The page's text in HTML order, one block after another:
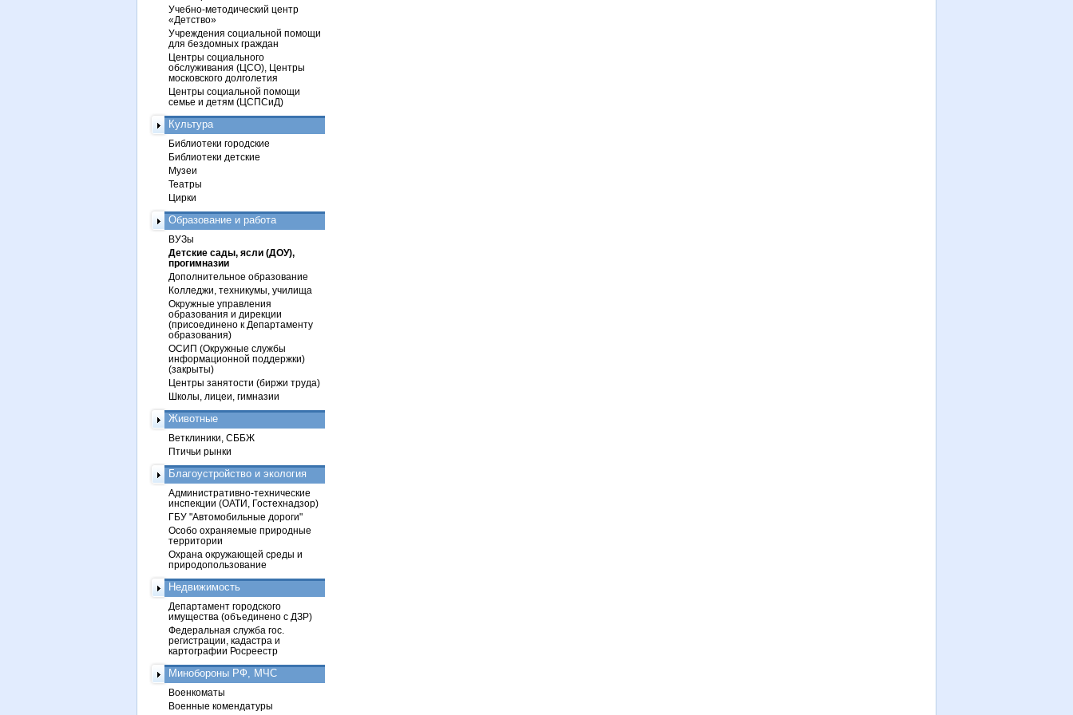
Учебно-методический центр
«Детство»
Учреждения социальной помощи
для бездомных граждан
Центры социального
обслуживания (ЦСО), Центры
московского долголетия
Центры социальной помощи
семье и детям (ЦСПСиД)
Культура
Библиотеки городские
Библиотеки детские
Музеи
Театры
Цирки
Образование и работа
ВУЗы
Детские сады, ясли (ДОУ),
прогимназии
Дополнительное образование
Колледжи, техникумы, училища
Окружные управления
образования и дирекции
(присоединено к Департаменту
образования)
ОСИП (Окружные службы
информационной поддержки)
(закрыты)
Центры занятости (биржи труда)
Школы, лицеи, гимназии
Животные
Ветклиники, СББЖ
Птичьи рынки
Благоустройство и экология
Административно-технические
инспекции (ОАТИ, Гостехнадзор)
ГБУ "Автомобильные дороги"
Особо охраняемые природные
территории
Охрана окружающей среды и
природопользование
Недвижимость
Департамент городского
имущества (объединено с ДЗР)
Федеральная служба гос.
регистрации, кадастра и
картографии Росреестр
Минобороны РФ, МЧС
Военкоматы
Военные комендатуры